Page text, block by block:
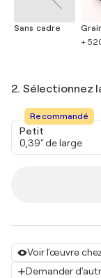
Voir l'œuvre
Demander
Sans cadre
+
2. Sélectionnez
Recommandé
Petit
0,39" de large